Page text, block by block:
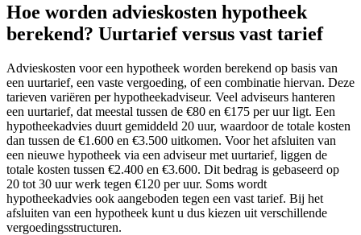
Hoe worden advieskosten hypotheek
berekend? Uurtarief versus vast tarief
Advieskosten voor een hypotheek worden berekend op basis van
een uurtarief, een vaste vergoeding, of een combinatie hiervan. Deze
tarieven variëren per hypotheekadviseur. Veel adviseurs hanteren
een uurtarief, dat meestal tussen de €80 en €175 per uur ligt. Een
hypotheekadvies duurt gemiddeld 20 uur, waardoor de totale kosten
dan tussen de €1.600 en €3.500 uitkomen. Voor het afsluiten van
een nieuwe hypotheek via een adviseur met uurtarief, liggen de
totale kosten tussen €2.400 en €3.600. Dit bedrag is gebaseerd op
20 tot 30 uur werk tegen €120 per uur. Soms wordt
hypotheekadvies ook aangeboden tegen een vast tarief. Bij het
afsluiten van een hypotheek kunt u dus kiezen uit verschillende
vergoedingsstructuren.